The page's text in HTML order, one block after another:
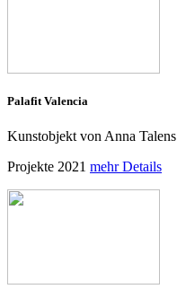
Palafit Valencia
Kunstobjekt von Anna Talens
Projekte 2021 mehr Details